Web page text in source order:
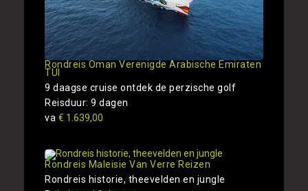
Rondreis Oman Verenigde Arabische Emiraten
TUI
9 daagse cruise ontdek de perzische golf
Reisduur: 9 dagen
va € 1.639,00
Rondreis Maleisie Van Verre Reizen
Rondreis historie, theevelden en jungle